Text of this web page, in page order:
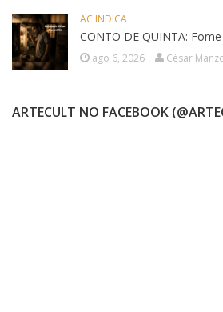
AC INDICA
CONTO DE QUINTA:
ago 6, 2026 César
ARTECULT NO FACEBOOK